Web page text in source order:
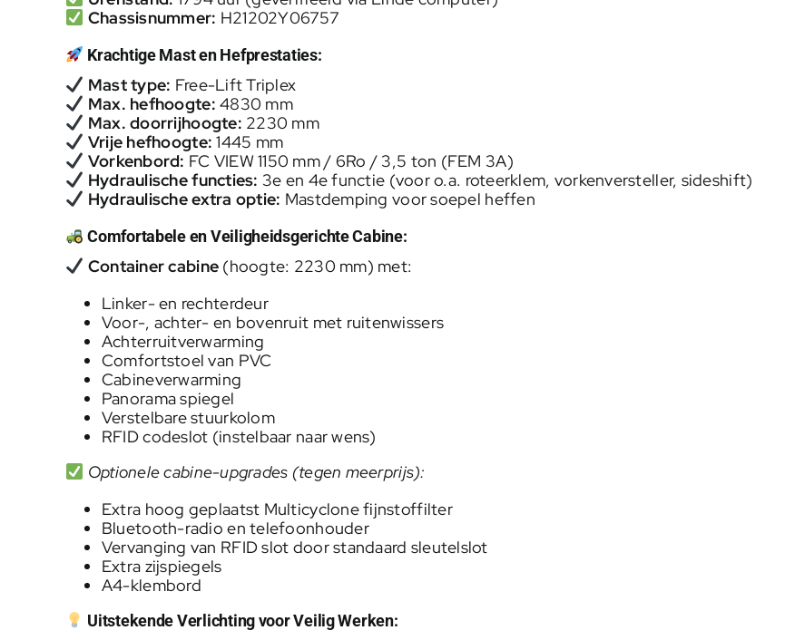
Chassisnummer: H21202Y06757
Krachtige Mast en Hefprestaties:
Mast type: Free-Lift Triplex
Max. hefhoogte: 4830 mm
Max. doorrijhoogte: 2230 mm
Vrije hefhoogte: 1445 mm
Vorkenbord: FC VIEW 1150 mm / 6Ro / 3,5 ton (FEM 3A)
Hydraulische functies: 3e en 4e functie (voor o.a. roteerklem, vorkenversteller, sideshift)
Hydraulische extra optie: Mastdemping voor soepel heffen
Comfortabele en Veiligheidsgerichte Cabine:
Container cabine (hoogte: 2230 mm) met:
Linker- en rechterdeur
Voor-, achter- en bovenruit met ruitenwissers
Achterruitverwarming
Comfortstoel van PVC
Cabineverwarming
Panorama spiegel
Verstelbare stuurkolom
RFID codeslot (instelbaar naar wens)
Optionele cabine-upgrades (tegen meerprijs):
Extra hoog geplaatst Multicyclone fijnstoffilter
Bluetooth-radio en telefoonhouder
Vervanging van RFID slot door standaard sleutelslot
Extra zijspiegels
A4-klembord
Uitstekende Verlichting voor Veilig Werken: